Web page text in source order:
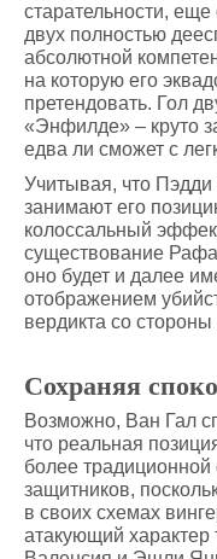
старательности,
двух полностью
абсолютной
на которую его
претендовать. Гол
«Энфилде» – круто
едва ли сможет с
Учитывая, что
занимают его
колоссальный
существование
оно будет и далее
отображением
вердикта со
Сохраняя
Возможно, Ван Гал
что реальная
более традиционной
защитников,
в своих схемах
атакующий характер